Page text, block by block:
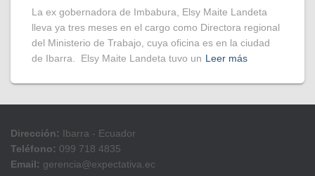
La ex gobernadora de Imbabura, Elsy Maite Landeta
lleva ya tres meses en el cargo como Directora regional
del Ministerio de Trabajo, cuya oficina es en la ciudad
de Ibarra. Elsy Maite Landeta tuvo un Leer más
Dirección: Ibarra - Ecuador
Teléfono: 099 718 4835
Email: gerencia@expectativa.ec